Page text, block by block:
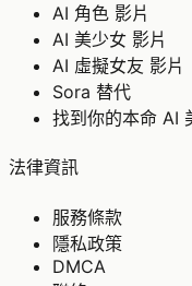
AI 角色 影片
AI 美少女 影片
AI 虛擬女友 影片
Sora 替代
找到你的本命 AI
法律資訊
服務條款
隱私政策
DMCA